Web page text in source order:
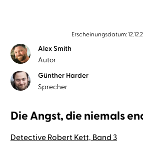
Erscheinungsdatum:
Alex Smith
Autor
Günther Harder
Sprecher
Die Angst, die niemals
Detective Robert Kett, Band 3